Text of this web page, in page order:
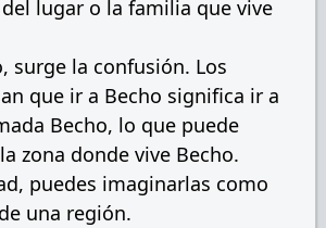
lugar o la familia que vive
surge la confusión. Los
que ir a Becho significa ir a
Becho, lo que puede
zona donde vive Becho.
puedes imaginarlas como
una región.